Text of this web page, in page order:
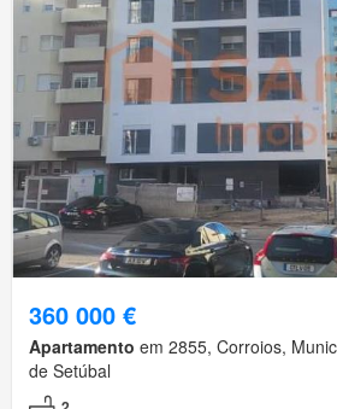
360 000 €
Apartamento em 2855, Corroios,
de Setúbal